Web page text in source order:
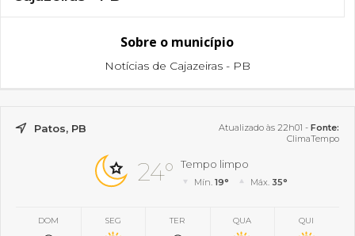
Sobre o município
Notícias de Cajazeiras - PB
Patos, PB Atualizado às 22h01 - Fonte:
ClimaTempo
24° Tempo limpo
Mín.19° Máx. 35°
DOM SEG TER QUA QUI